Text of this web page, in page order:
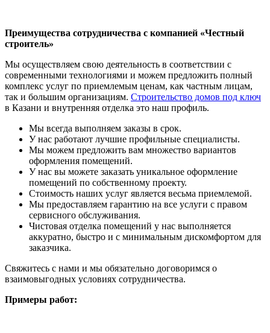
Преимущества сотрудничества с компанией «Честный
строитель»
Мы осуществляем свою деятельность в соответствии с
современными технологиями и можем предложить полный
комплекс услуг по приемлемым ценам, как частным лицам,
так и большим организациям. Строительство домов под ключ
в Казани и внутренняя отделка это наш профиль.
Мы всегда выполняем заказы в срок.
У нас работают лучшие профильные специалисты.
Мы можем предложить вам множество вариантов
оформления помещений.
У нас вы можете заказать уникальное оформление
помещений по собственному проекту.
Стоимость наших услуг является весьма приемлемой.
Мы предоставляем гарантию на все услуги с правом
сервисного обслуживания.
Чистовая отделка помещений у нас выполняется
аккуратно, быстро и с минимальным дискомфортом для
заказчика.
Свяжитесь с нами и мы обязательно договоримся о
взаимовыгодных условиях сотрудничества.
Примеры работ: